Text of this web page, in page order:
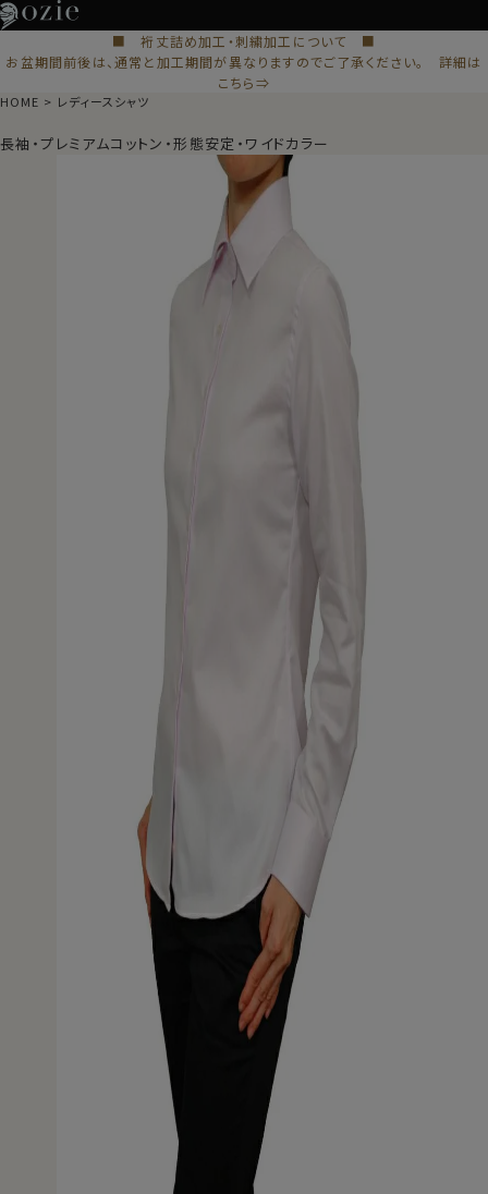
■ 裄丈詰め加工・刺繍加工について ■
お盆期間前後は、通常と加工期間が異なりますのでご了承ください。 詳細は
こちら⇒
HOME レディースシャツ
長袖・プレミアムコットン・形態安定・ワイドカラー